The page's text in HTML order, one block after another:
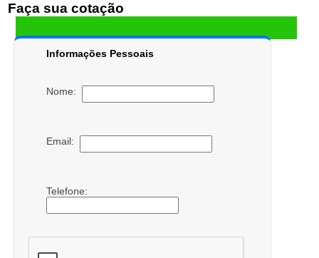
Faça sua cotação
Informações Pessoais
Nome:
Email:
Telefone: